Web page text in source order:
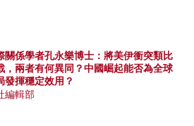
關係學者孔永樂博士：將美伊衝突類比
，兩者有何異同？中國崛起能否為全球
發揮穩定效用？
編輯部